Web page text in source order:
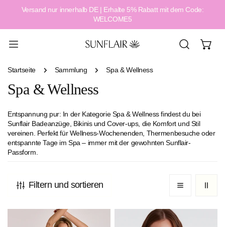
springen
Versand nur innerhalb DE | Erhalte 5% Rabatt mit dem Code:
WELCOME5
Startseite Sammlung Spa & Wellness
Spa & Wellness
Entspannung pur: In der KategorieSpa & Wellnessfindest du bei
Sunflair Badeanzüge, Bikinis und Cover-ups, die Komfort und Stil
vereinen. Perfekt für Wellness-Wochenenden, Thermenbesuche oder
entspannte Tage im Spa – immer mit der gewohnten Sunflair-
Passform.
Filtern und sortieren